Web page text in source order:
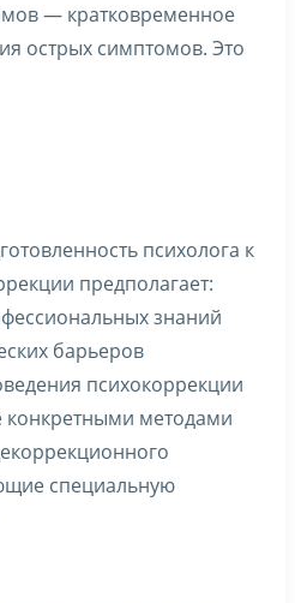
— кратковременное
острых симптомов. Это
психолога к
предполагает:
знаний
барьеров
психокоррекции
конкретными методами
специальную